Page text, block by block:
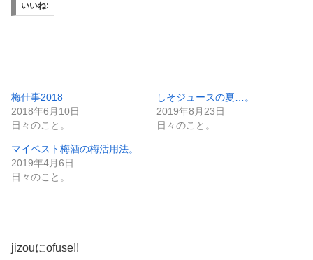
いいね:
梅仕事2018
2018年6月10日
日々のこと。
しそジュースの夏…。
2019年8月23日
日々のこと。
マイベスト梅酒の梅活用法。
2019年4月6日
日々のこと。
jizouにofuse!!